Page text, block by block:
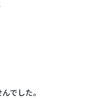
でした。